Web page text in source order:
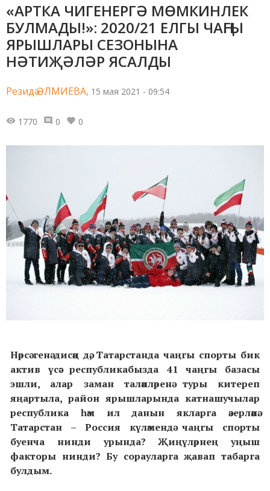
«АРТКА ЧИГЕНЕРГӘ МӨМКИНЛЕК
БУЛМАДЫ!»: 2020/21 ЕЛГЫ ЧАҢГЫ
ЯРЫШЛАРЫ СЕЗОНЫНА
НӘТИҖӘЛӘР ЯСАЛДЫ
Резидә ӘЛМИЕВА, 15 мая 2021 - 09:54
1770 0 0
Нәрсә генә дисәң дә, Татарстанда чаңгы спорты бик
актив үсә: республикабызда 41 чаңгы базасы
эшли, алар заман таләпләренә туры китереп
яңартыла, район ярышларында катнашучылар
республика һәм ил данын якларга әзерләнә.
Татарстан – Россия күләмендә чаңгы спорты
буенча нинди урында? Җиңүләрнең уңыш
факторы нинди? Бу сорауларга җавап табарга
булдым.